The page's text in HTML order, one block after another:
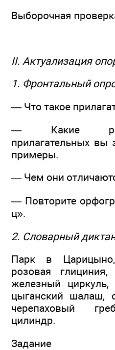
Выборочная
II. Актуализация
1. Фронтальный
— Что такое
— Какие
прилагательных вы
примеры.
— Чем они
— Повторите
ц».
2. Словарный
Парк в
розовая
железный циркуль,
цыганский шалаш,
черепаховый
цилиндр.
Задание